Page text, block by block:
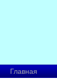
Главная